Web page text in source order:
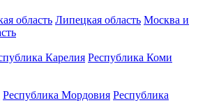
область Липецкая область Москва и
Карелия Республика Коми
Республика Мордовия Республика